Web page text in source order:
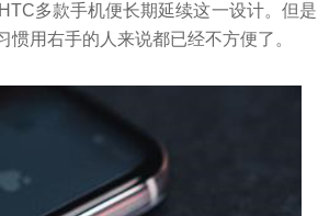
多款手机便长期延续这一设计。但是
用右手的人来说都已经不方便了。